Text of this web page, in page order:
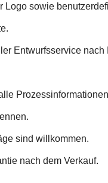
Logo sowie
Entwurfsservice nach
sind willkommen.
nach dem Verkauf.